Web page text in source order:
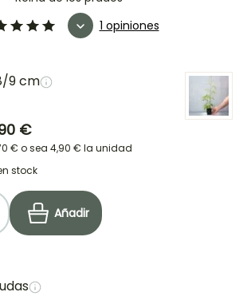
1 opiniones
9 cm
€
€ o sea 4,90 € la unidad
stock
Añadir